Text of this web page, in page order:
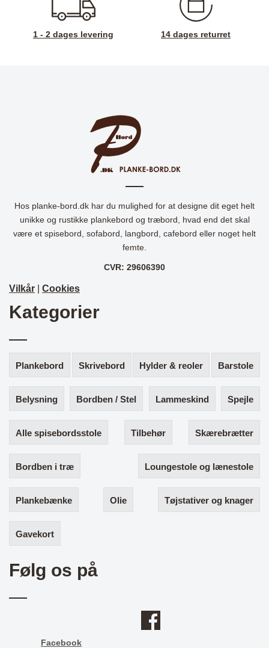
1 - 2 dages levering 14 dages returret
Hos planke-bord.dk har du mulighed for at designe dit eget helt
unikke og rustikke plankebord og træbord, hvad end det skal
være et spisebord, sofabord, langbord, cafebord eller noget helt
femte.
CVR: 29606390
Vilkår Cookies
Kategorier
Plankebord Skrivebord Hylder & reoler Barstole
Belysning Bordben / Stel Lammeskind Spejle
Alle spisebordsstole Tilbehør Skærebrætter
Bordben i træ Loungestole og lænestole
Plankebænke Olie Tøjstativer og knager
Gavekort
Følg os på
Facebook